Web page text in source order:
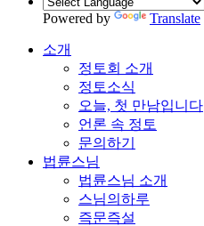
Powered by Translate
소개
정토회 소개
정토소식
오늘, 첫 만남입니다
언론 속 정토
문의하기
법륜스님
법륜스님 소개
스님의하루
즉문즉설